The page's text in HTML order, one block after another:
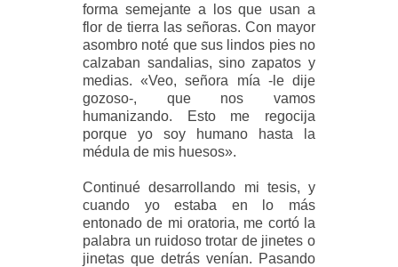
forma semejante a los que usan a
flor de tierra las señoras. Con mayor
asombro noté que sus lindos pies no
calzaban sandalias, sino zapatos y
medias. «Veo, señora mía -le dije
gozoso-, que nos vamos
humanizando. Esto me regocija
porque yo soy humano hasta la
médula de mis huesos».
Continué desarrollando mi tesis, y
cuando yo estaba en lo más
entonado de mi oratoria, me cortó la
palabra un ruidoso trotar de jinetes o
jinetas que detrás venían. Pasando